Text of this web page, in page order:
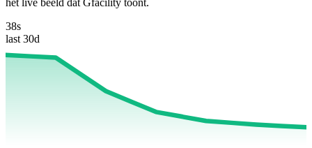
38s
last 30d